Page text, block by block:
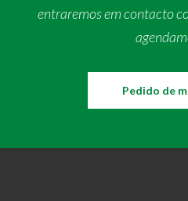
entraremos em contacto
Pedido de